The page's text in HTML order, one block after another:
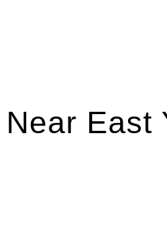
Near East